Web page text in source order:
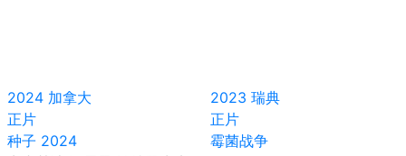
2024 加拿大
正片
种子 2024
2023 瑞典
正片
霉菌战争